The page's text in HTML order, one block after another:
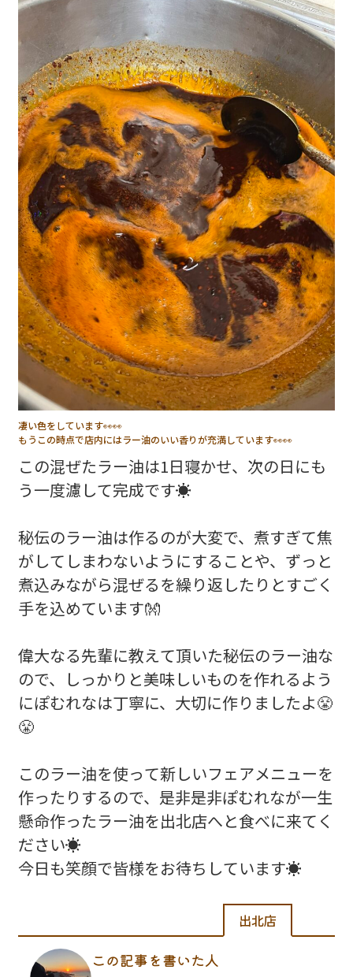
凄い色をしています👀👀
もうこの時点で店内にはラー油のいい香りが充満しています👀👀
この混ぜたラー油は1日寝かせ、次の日にも
う一度濾して完成です☀️
秘伝のラー油は作るのが大変で、煮すぎて焦
がしてしまわないようにすることや、ずっと
煮込みながら混ぜるを繰り返したりとすごく
手を込めています👐
偉大なる先輩に教えて頂いた秘伝のラー油な
ので、しっかりと美味しいものを作れるよう
にぽむれなは丁寧に、大切に作りましたよ😤
😤
このラー油を使って新しいフェアメニューを
作ったりするので、是非是非ぽむれなが一生
懸命作ったラー油を出北店へと食べに来てく
ださい☀️
今日も笑顔で皆様をお待ちしています☀️
出北店
この記事を書いた人